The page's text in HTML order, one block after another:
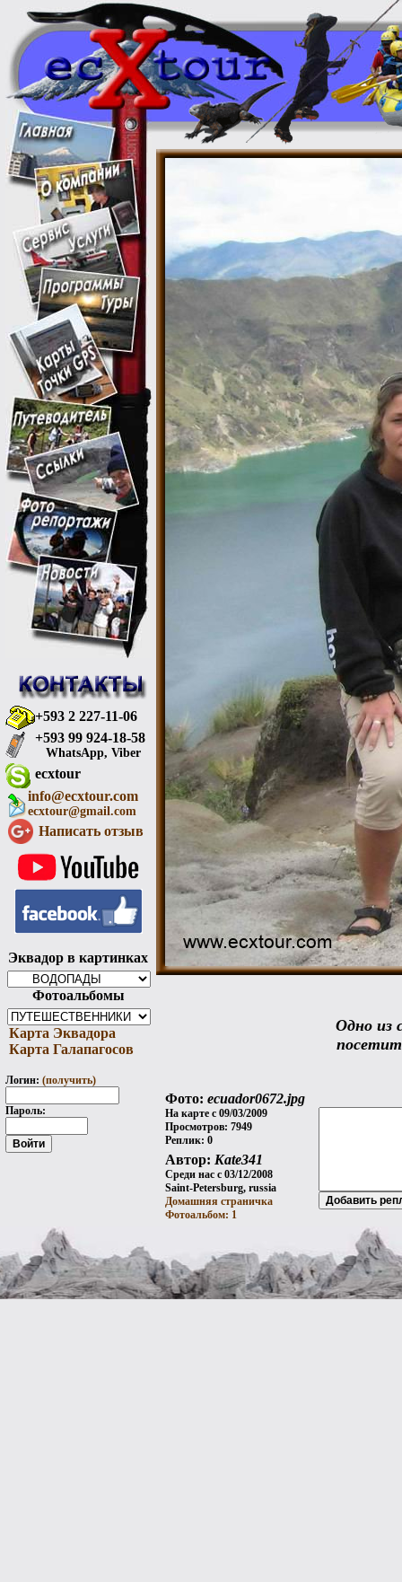
+593 2 227-11-06
+593 99 924-18-58
WhatsApp, Viber
ecxtour
info@ecxtour.com
ecxtour@gmail.com
Написать отзыв
Эквадор в картинках
Фотоальбомы
Карта Эквадора
Карта Галапагосов
Логин: (получить)
Пароль:
Одно из
Фото: ecuador0672.jpg
На карте с 09/03/2009
Просмотров: 7949
Реплик: 0
Автор: Kate341
Среди нас с 03/12/2008
Saint-Petersburg, russia
Домашняя страничка
Фотоальбом: 1